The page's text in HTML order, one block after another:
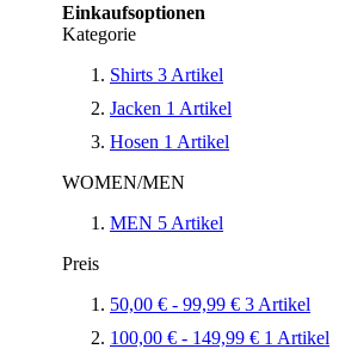
Einkaufsoptionen
Kategorie
Shirts 3 Artikel
Jacken 1 Artikel
Hosen 1 Artikel
WOMEN/MEN
MEN 5 Artikel
Preis
50,00 € - 99,99 € 3 Artikel
100,00 € - 149,99 € 1 Artikel